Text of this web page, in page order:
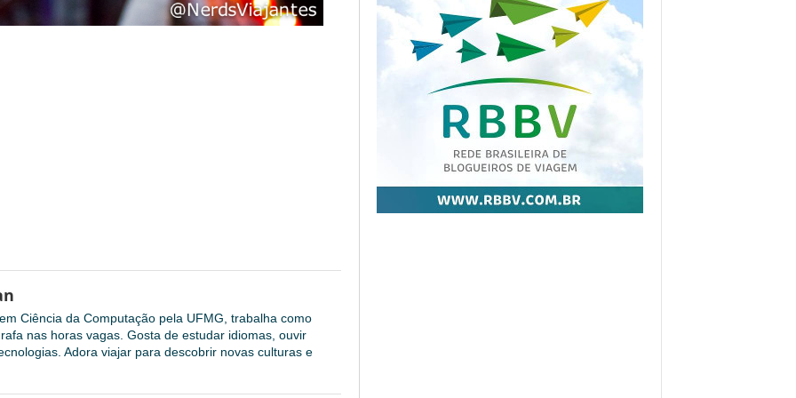
Ciência da Computação pela UFMG, trabalha como
nas horas vagas. Gosta de estudar idiomas, ouvir
Adora viajar para descobrir novas culturas e